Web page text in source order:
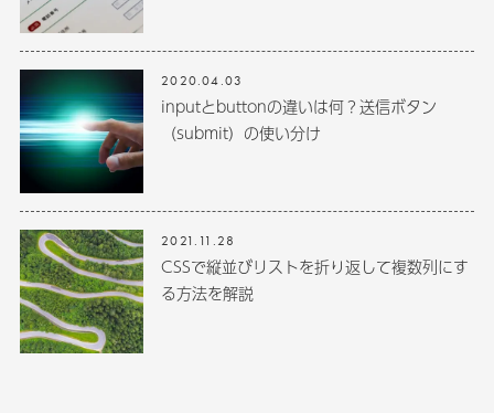
2020.04.03
inputとbuttonの違いは何？送信ボタン
（submit）の使い分け
2021.11.28
CSSで縦並びリストを折り返して複数列にす
る方法を解説